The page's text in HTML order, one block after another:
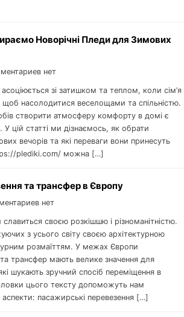
Новорічні Пледи для Зимових
нет
зі затишком та теплом, коли сім’я
щоб насолодитися веселощами та спільністю.
створити атмосферу комфорту в домі є
У цій статті ми дізнаємось, як обрати
вечорів та які переваги вони принесуть
plediki.com/ можна […]
та трансфер в Європу
нет
своєю розкішшю і різноманітністю.
з усього світу своєю архітектурною
розмаїттям. У межах Європи
трансфер мають велике значення для
шукають зручний спосіб переміщення в
цього тексту допоможуть нам
пасажирські перевезення […]